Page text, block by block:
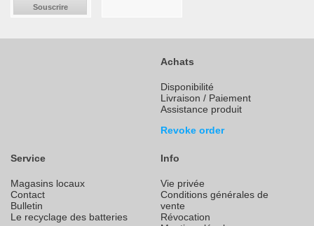
Souscrire
Achats
Disponibilité
Livraison / Paiement
Assistance produit
Revoke order
Service
Magasins locaux
Contact
Bulletin
Le recyclage des batteries
Info
Vie privée
Conditions générales de
vente
Révocation